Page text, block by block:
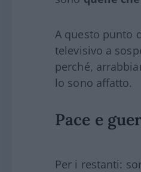
A questo punto
televisivo a
perché,
lo sono affatto.
Pace e
Per i restanti: